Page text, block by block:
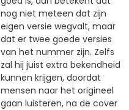
nog niet meteen dat zijn
eigen versie wegvalt, maar
dat er twee goede versies
van het nummer zijn. Zelfs
zal hij juist extra bekendheid
kunnen krijgen, doordat
mensen naar het origineel
gaan luisteren, na de cover